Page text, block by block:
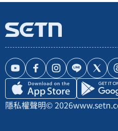
隱私權聲明© 2026